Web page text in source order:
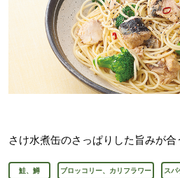
さけ水煮缶のさっぱりした旨みが合
鮭、鱒 ブロッコリー、カリフラワー スパ